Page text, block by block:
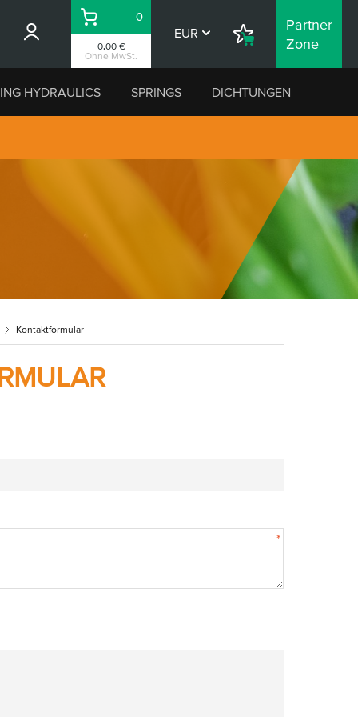
0,00 €
Ohne MwSt.
Warenkorb
0
EUR Einkaufsliste
Partner
Zone
HYDRAULICS SPRINGS DICHTUNGEN
Kontaktformular
*